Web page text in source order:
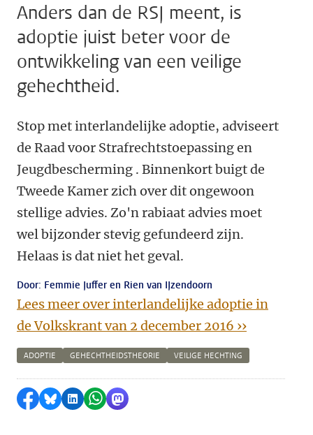
Anders dan de RSJ meent, is
adoptie juist beter voor de
ontwikkeling van een veilige
gehechtheid.
Stop met interlandelijke adoptie, adviseert
de Raad voor Strafrechtstoepassing en
Jeugdbescherming . Binnenkort buigt de
Tweede Kamer zich over dit ongewoon
stellige advies. Zo'n rabiaat advies moet
wel bijzonder stevig gefundeerd zijn.
Helaas is dat niet het geval.
Door: Femmie Juffer en Rien van IJzendoorn
Lees meer over interlandelijke adoptie in
de Volkskrant van 2 december 2016 ››
ADOPTIE GEHECHTHEIDSTHEORIE VEILIGE HECHTING
Delen op Facebook
Delen via Bluesky
Delen op LinkedIn
Delen via WhatsApp
Delen via Mastodon